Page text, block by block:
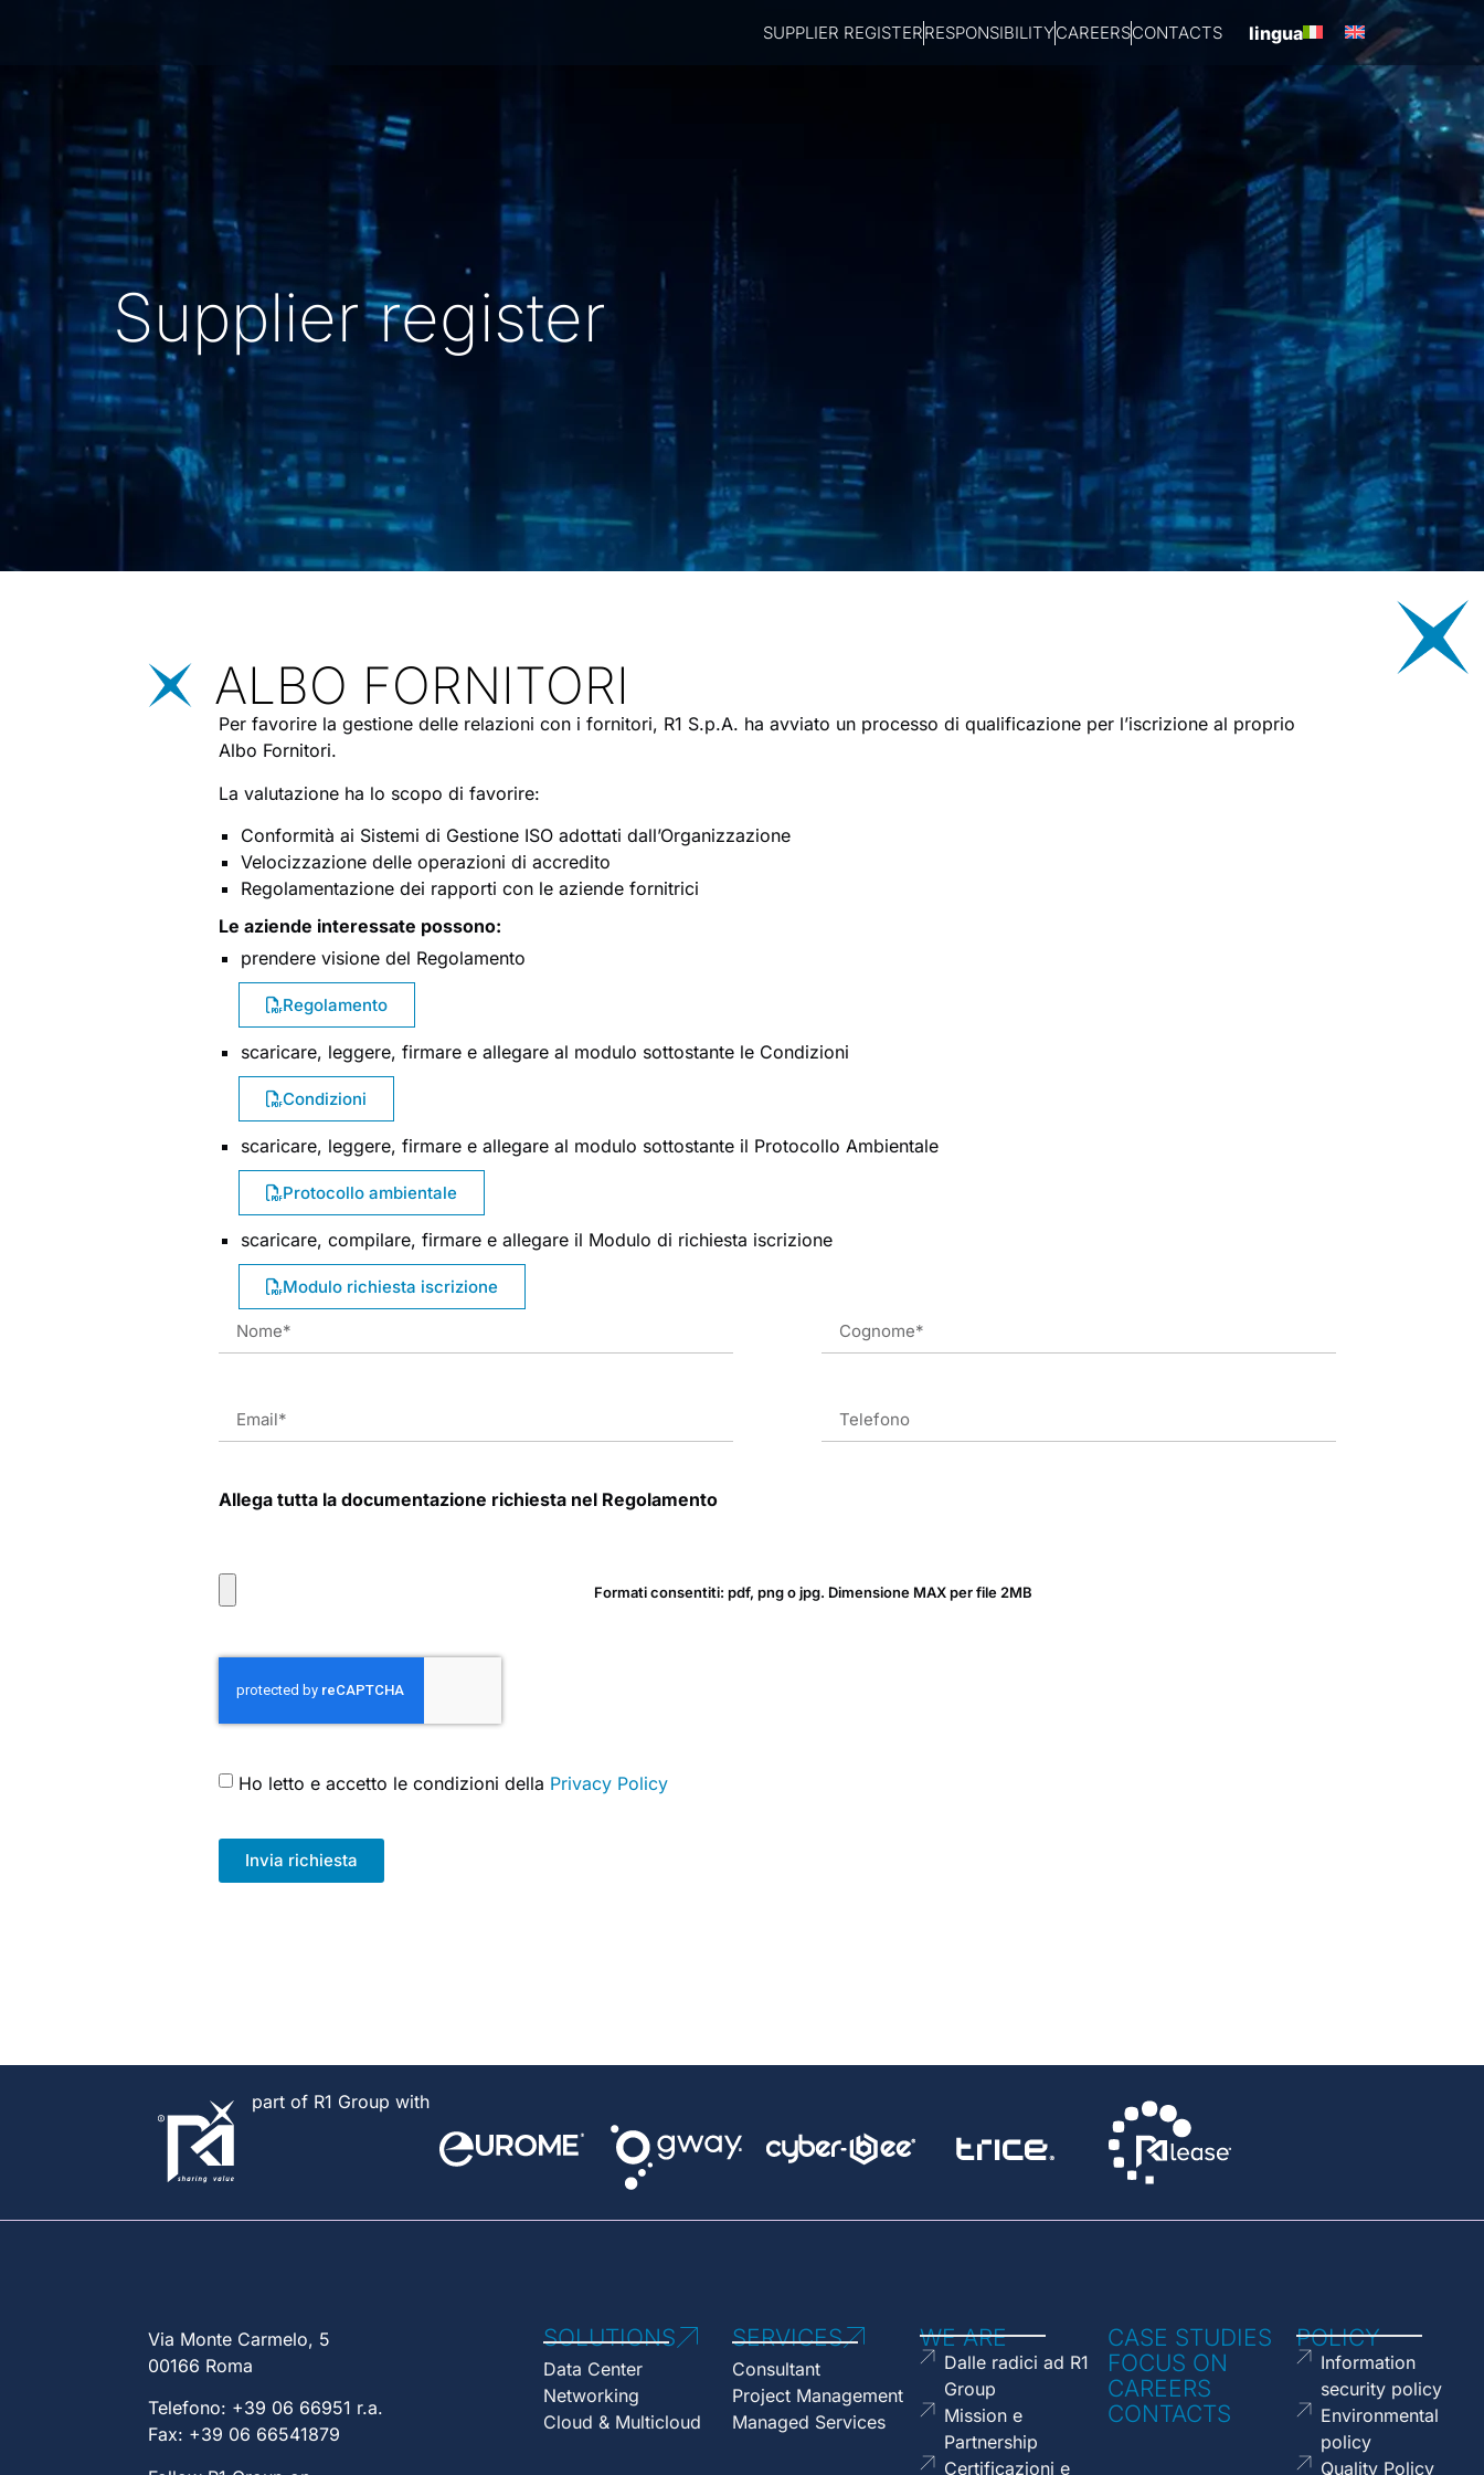
SUPPLIER REGISTERRESPONSIBILITYCAREERSCONTACTS lingua
Supplier register
ALBO FORNITORI
Per favorire la gestione delle relazioni con i fornitori, R1 S.p.A. ha avviato un processo di qualificazione per l’iscrizione al proprio
Albo Fornitori.
La valutazione ha lo scopo di favorire:
Conformità ai Sistemi di Gestione ISO adottati dall’Organizzazione
Velocizzazione delle operazioni di accredito
Regolamentazione dei rapporti con le aziende fornitrici
Le aziende interessate possono:
prendere visione del Regolamento
Regolamento
scaricare, leggere, firmare e allegare al modulo sottostante le Condizioni
Condizioni
scaricare, leggere, firmare e allegare al modulo sottostante il Protocollo Ambientale
Protocollo ambientale
scaricare, compilare, firmare e allegare il Modulo di richiesta iscrizione
Modulo richiesta iscrizione
Allega tutta la documentazione richiesta nel Regolamento
Ho letto e accetto le condizioni della Privacy Policy
Invia richiesta
part of R1 Group with
Via Monte Carmelo, 5
00166 Roma
Telefono: +39 06 66951 r.a.
Fax: +39 06 66541879
SOLUTIONS
Data Center
Networking
Cloud & Multicloud
SERVICES
Consultant
Project Management
Managed Services
WE ARE
Dalle radici ad R1
Group
Mission e
Partnership
Certificazioni e
CASE STUDIES
FOCUS ON
CAREERS
CONTACTS
POLICY
Information
security policy
Environmental
policy
Quality Policy